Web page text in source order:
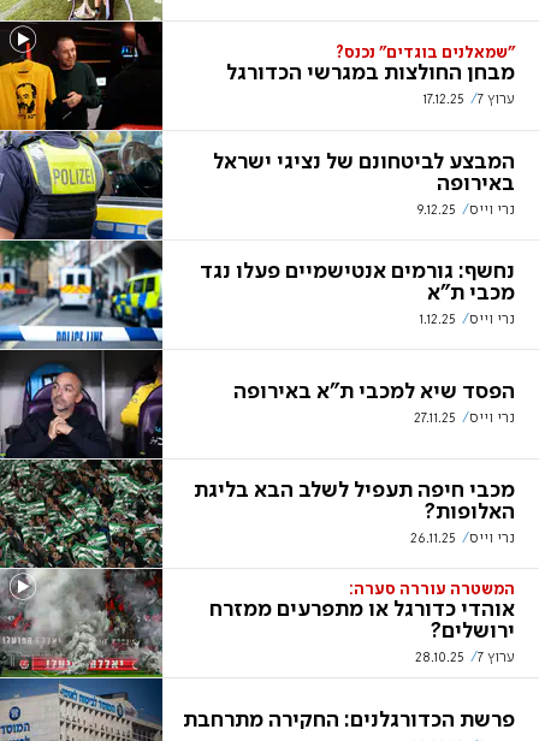
"שמאלנים בוגדים" נכנס?
מבחן החולצות במגרשי הכדורגל
ערוץ 7 17.12.25
המבצע לביטחונם של נציגי ישראל
באירופה
נרי וייס 9.12.25
נחשף: גורמים אנטישמיים פעלו נגד
מכבי ת"א
נרי וייס 1.12.25
הפסד שיא למכבי ת"א באירופה
נרי וייס 27.11.25
מכבי חיפה תעפיל לשלב הבא בליגת
האלופות?
נרי וייס 26.11.25
המשטרה עוררה סערה:
אוהדי כדורגל או מתפרעים ממזרח
ירושלים?
ערוץ 7 28.10.25
פרשת הכדורגלנים: החקירה מתרחבת